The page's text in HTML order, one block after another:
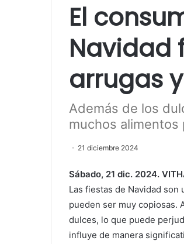
El
Navidad
arrugas
Además de los
muchos
21 diciembre 2024
Sábado, 21 dic. 2024.
Las fiestas de Navidad son
pueden ser muy copiosas.
dulces, lo que puede
influye de manera